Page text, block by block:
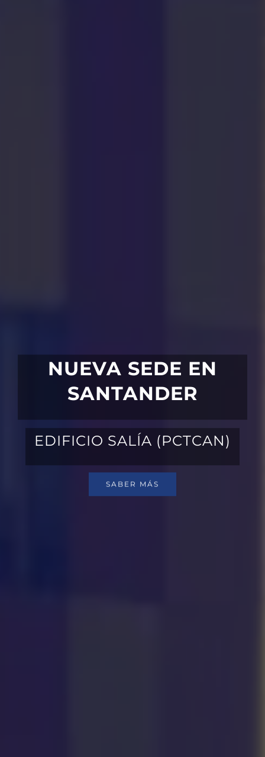
NUEVA SEDE EN
SANTANDER
EDIFICIO SALÍA (PCTCAN)
SABER MÁS